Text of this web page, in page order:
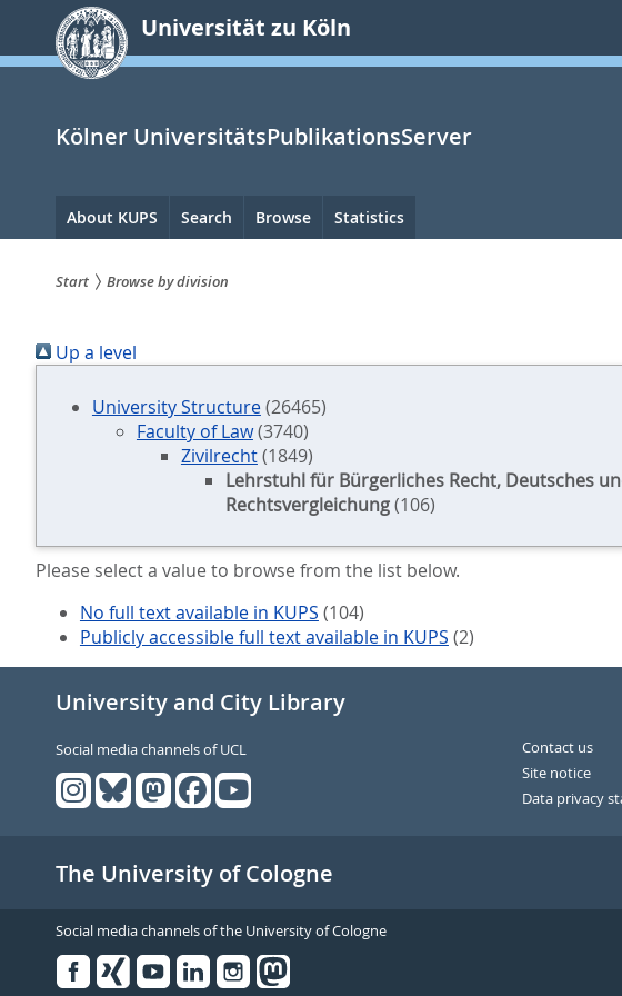
springen
Universität zu Köln
Kölner UniversitätsPublikationsServer
Hauptnavigation
About KUPS Search Browse Statistics
sind
hier:
Start Browse by division
Up a level
University Structure(26465)
Faculty of Law(3740)
Zivilrecht(1849)
Lehrstuhl für Bürgerliches Recht, Deutsches
Rechtsvergleichung(106)
Please select a value to browse from the list below.
No full text available in KUPS (104)
Publicly accessible full text available in KUPS (2)
University and City Library
Social media channels of UCL
Contact us
Site notice
Data privacy
The University of Cologne
Social media channels of the University of Cologne